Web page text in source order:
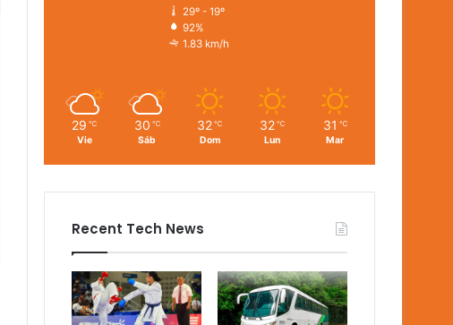
29º - 19º
92%
1.83 km/h
29 ℃
Vie
30 ℃
Sáb
32 ℃
Dom
32 ℃
Lun
31 ℃
Mar
Recent Tech News